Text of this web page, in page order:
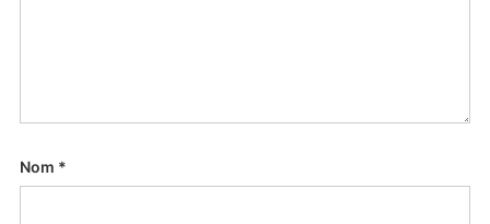
Nom *